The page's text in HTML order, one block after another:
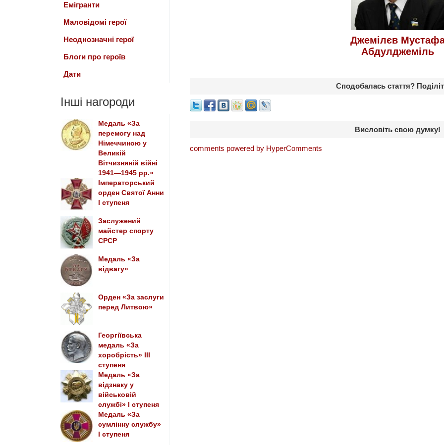
Джемілєв
Абдулджеміль
Сподобалась стаття?
Висловіть свою думку!
comments powered by HyperComments
Емігранти
Маловідомі герої
Неоднозначні герої
Блоги про героїв
Дати
Інші нагороди
Медаль «За
перемогу над
Німеччиною у
Великій
Вітчизняній війні
1941—1945 рр.»
Імператорський
орден Святої Анни
І ступеня
Заслужений
майстер спорту
СРСР
Медаль «За
відвагу»
Орден «За заслуги
перед Литвою»
Георгіївська
медаль «За
хоробрість» III
ступеня
Медаль «За
відзнаку у
військовій
службі» I ступеня
Медаль «За
сумлінну службу»
I ступеня